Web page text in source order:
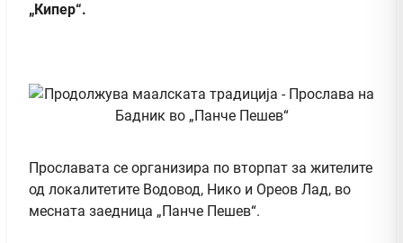
„Кипер“.
Прославата се организира по вторпат за жителите
од локалитетите Водовод, Нико и Ореов Лад, во
месната заедница „Панче Пешев“.